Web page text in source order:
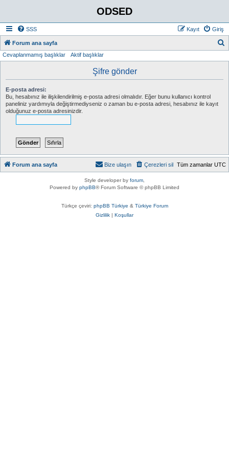
ODSED
SSS Giriş
Kayıt
Forum ana sayfa
Cevaplanmamış başlıklar Aktif başlıklar
Şifre gönder
E-posta adresi:
Bu, hesabınız ile ilişkilendirilmiş e-posta adresi olmalıdır. Eğer bunu kullanıcı kontrol
paneliniz yardımıyla değiştirmediyseniz o zaman bu e-posta adresi, hesabınız ile kayıt
olduğunuz e-posta adresinizdir.
Forum ana sayfa Tüm zamanlar UTC
Çerezleri sil
Bize ulaşın
Style developer by forum
Powered by phpBB® Forum Software © phpBB Limited
Türkçe çeviri: phpBB Türkiye & Türkiye Forum
Gizlilik | Koşullar